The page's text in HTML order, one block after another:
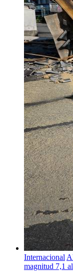
Internacional
magnitud 7,1